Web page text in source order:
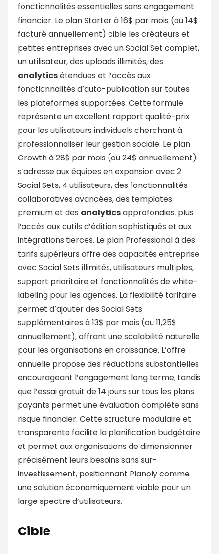
fonctionnalités essentielles sans engagement
financier. Le plan Starter à 16$ par mois (ou 14$
facturé annuellement) cible les créateurs et
petites entreprises avec un Social Set complet,
un utilisateur, des uploads illimités, des
analyticsétendues et l’accès aux
fonctionnalités d’auto-publication sur toutes
les plateformes supportées. Cette formule
représente un excellent rapport qualité-prix
pour les utilisateurs individuels cherchant à
professionnaliser leur gestion sociale. Le plan
Growth à 28$ par mois (ou 24$ annuellement)
s’adresse aux équipes en expansion avec 2
Social Sets, 4 utilisateurs, des fonctionnalités
collaboratives avancées, des templates
premium et des analyticsapprofondies, plus
l’accès aux outils d’édition sophistiqués et aux
intégrations tierces. Le plan Professional à des
tarifs supérieurs offre des capacités entreprise
avec Social Sets illimités, utilisateurs multiples,
support prioritaire et fonctionnalités de white-
labeling pour les agences. La flexibilité tarifaire
permet d’ajouter des Social Sets
supplémentaires à 13$ par mois (ou 11,25$
annuellement), offrant une scalabilité naturelle
pour les organisations en croissance. L’offre
annuelle propose des réductions substantielles
encourageant l’engagement long terme, tandis
que l’essai gratuit de 14 jours sur tous les plans
payants permet une évaluation complète sans
risque financier. Cette structure modulaire et
transparente facilite la planification budgétaire
et permet aux organisations de dimensionner
précisément leurs besoins sans sur-
investissement, positionnant Planoly comme
une solution économiquement viable pour un
large spectre d’utilisateurs.
Cible